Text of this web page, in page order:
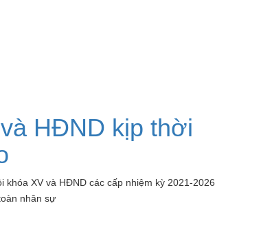
HĐND kịp thời
khóa XV và HĐND các cấp nhiệm kỳ 2021-2026
nhân sự